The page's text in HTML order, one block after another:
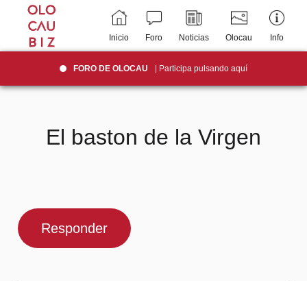
Inicio Foro Noticias Olocau Info
FORO DE OLOCAU | Participa pulsando aquí
El baston de la Virgen
Responder